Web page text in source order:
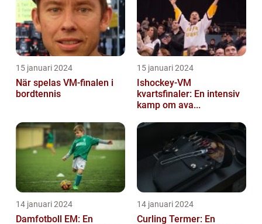
15 januari 2024
När spelas VM-finalen i
bordtennis
15 januari 2024
Ishockey-VM
kvartsfinaler: En intensiv
kamp om ava...
14 januari 2024
Damfotboll EM: En
14 januari 2024
Curling Termer: En